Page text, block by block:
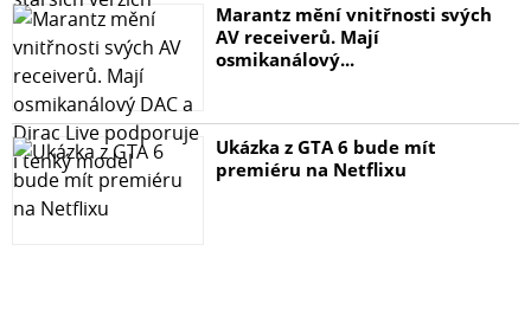
Marantz mění vnitřnosti svých
AV receiverů. Mají
osmikanálový...
Ukázka z GTA 6 bude mít
premiéru na Netflixu